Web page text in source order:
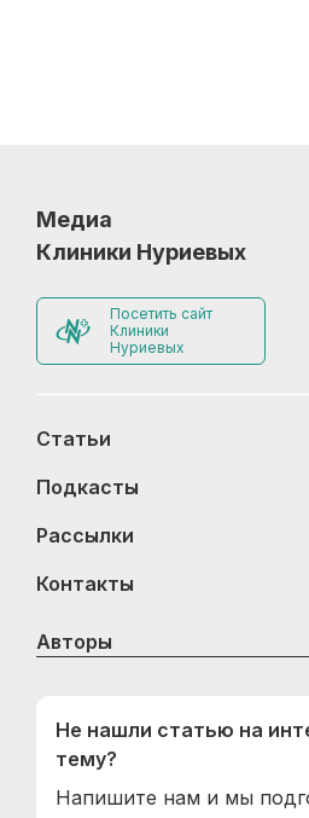
Медиа
Клиники Нуриевых
Посетить сайт
Клиники
Нуриевых
Статьи
Подкасты
Рассылки
Контакты
Авторы
Не нашли статью на
тему?
Напишите нам и мы